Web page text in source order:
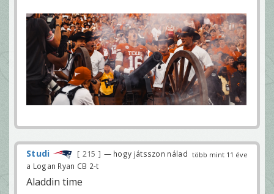
több mint 11 éve
Studi 215
— hogy játsszon nálad
a Logan Ryan CB 2-t
Aladdin time